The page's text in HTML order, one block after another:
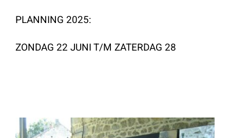
PLANNING 2025:
ZONDAG 22 JUNI T/M ZATERDAG 28